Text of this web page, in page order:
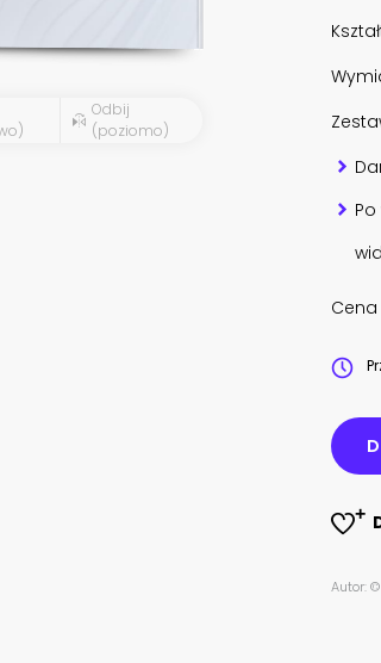
Odbij
(poziomo)
Cena
Autor: